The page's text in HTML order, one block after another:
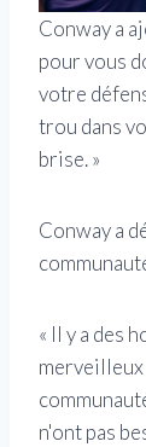
Conway a
pour vous
votre
trou dans
brise. »
Conway a
« Il y a des
n'ont pas